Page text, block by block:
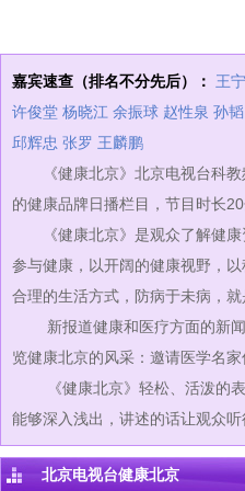
嘉宾速查（排名不分先后）： 王
许俊堂 杨晓江 余振球 赵性泉 孙韬
邱辉忠 张罗 王麟鹏
《健康北京》北京电视台科教
的健康品牌日播栏目，节目时长
《健康北京》是观众了解健康
参与健康，以开阔的健康视野，
合理的生活方式，防病于未病，
新报道健康和医疗方面的新闻
览健康北京的风采：邀请医学名
《健康北京》轻松、活泼的表
能够深入浅出，讲述的话让观众
北京电视台健康北京